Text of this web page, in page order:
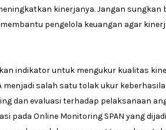
kinerjanya. Jangan
membantu pengelola keuangan agar
indikator untuk mengukur kualitas
menjadi salah satu tolak ukur
dan evaluasi terhadap pelaksanaan
pada Online Monitoring SPAN yang